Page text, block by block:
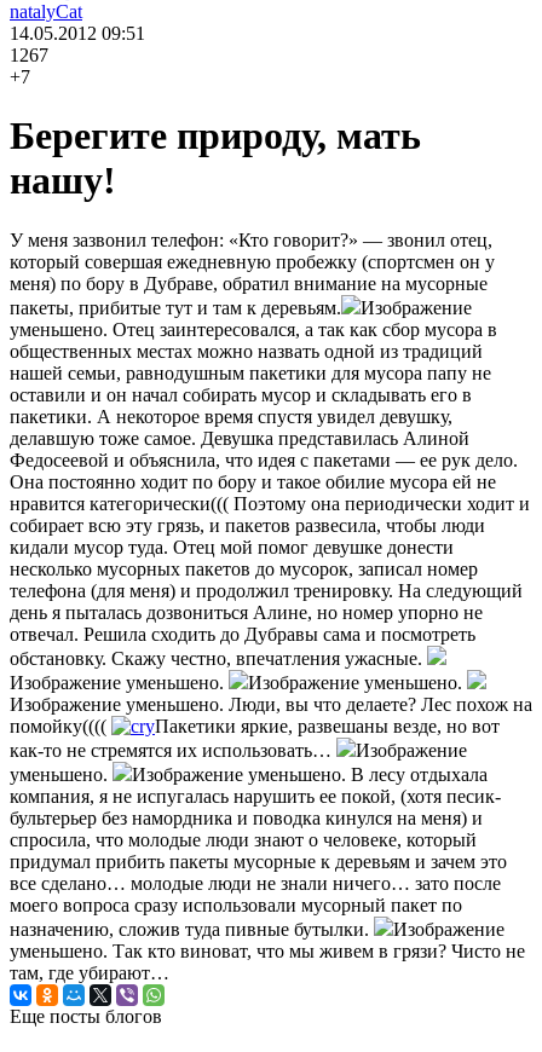
natalyCat
14.05.2012 09:51
1267
+7
Берегите природу, мать
нашу!
У меня зазвонил телефон: «Кто говорит?» — звонил отец,
который совершая ежедневную пробежку (спортсмен он у
меня) по бору в Дубраве, обратил внимание на мусорные
пакеты, прибитые тут и там к деревьям.
Изображение
уменьшено. Отец заинтересовался, а так как сбор мусора в
общественных местах можно назвать одной из традиций
нашей семьи, равнодушным пакетики для мусора папу не
оставили и он начал собирать мусор и складывать его в
пакетики. А некоторое время спустя увидел девушку,
делавшую тоже самое. Девушка представилась Алиной
Федосеевой и объяснила, что идея с пакетами — ее рук дело.
Она постоянно ходит по бору и такое обилие мусора ей не
нравится категорически((( Поэтому она периодически ходит и
собирает всю эту грязь, и пакетов развесила, чтобы люди
кидали мусор туда. Отец мой помог девушке донести
несколько мусорных пакетов до мусорок, записал номер
телефона (для меня) и продолжил тренировку. На следующий
день я пыталась дозвониться Алине, но номер упорно не
отвечал. Решила сходить до Дубравы сама и посмотреть
обстановку. Скажу честно, впечатления ужасные.
Изображение уменьшено.
Изображение уменьшено.
Изображение уменьшено. Люди, вы что делаете? Лес похож на
помойку((((
Пакетики яркие, развешаны везде, но вот
как-то не стремятся их использовать…
Изображение
уменьшено.
Изображение уменьшено. В лесу отдыхала
компания, я не испугалась нарушить ее покой, (хотя песик-
бультерьер без намордника и поводка кинулся на меня) и
спросила, что молодые люди знают о человеке, который
придумал прибить пакеты мусорные к деревьям и зачем это
все сделано… молодые люди не знали ничего… зато после
моего вопроса сразу использовали мусорный пакет по
назначению, сложив туда пивные бутылки.
Изображение
уменьшено. Так кто виноват, что мы живем в грязи? Чисто не
там, где убирают…
Еще посты блогов